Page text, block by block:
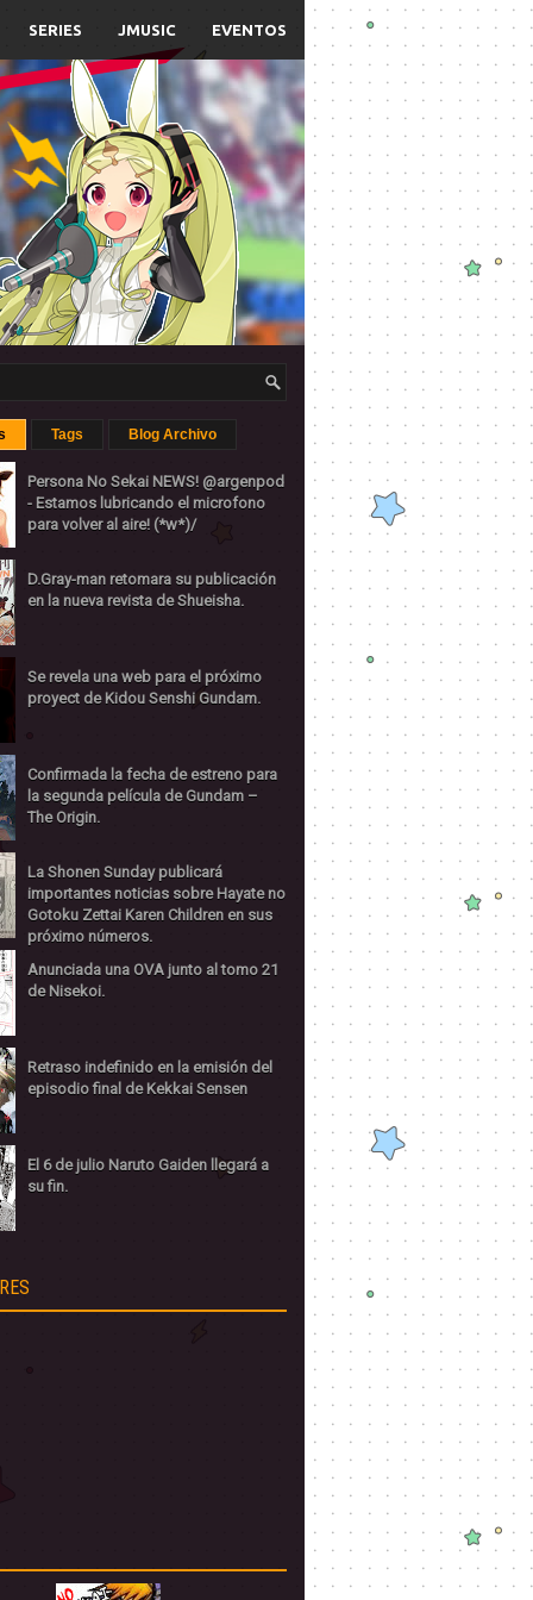
SERIES JMUSIC EVENTOS
Tags Blog Archivo
Persona No Sekai NEWS! @argenpod
- Estamos lubricando el microfono
para volver al aire! (*w*)/
D.Gray-man retomara su publicación
en la nueva revista de Shueisha.
Se revela una web para el próximo
proyect de Kidou Senshi Gundam.
Confirmada la fecha de estreno para
la segunda película de Gundam –
The Origin.
La Shonen Sunday publicará
importantes noticias sobre Hayate no
Gotoku Zettai Karen Children en sus
próximo números.
Anunciada una OVA junto al tomo 21
de Nisekoi.
Retraso indefinido en la emisión del
episodio final de Kekkai Sensen
El 6 de julio Naruto Gaiden llegará a
su fin.